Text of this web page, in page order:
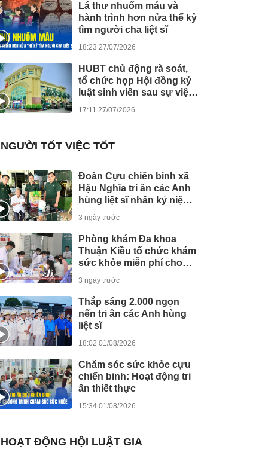
Lá thư nhuốm máu và
hành trình hơn nửa thế kỷ
tìm người cha liệt sĩ
18:23 27/07/2026
HUBT chủ động rà soát,
tổ chức họp Hội đồng kỷ
luật sinh viên sau sự việc
17:11 27/07/2026
NGƯỜI TỐT VIỆC TỐT
Đoàn Cựu chiến binh xã
Hậu Nghĩa tri ân các Anh
hùng liệt sĩ nhân kỷ niệm
79 năm Ngày 27/7
3 ngày trước
Phòng khám Đa khoa
Thuận Kiều tổ chức khám
sức khỏe miễn phí cho
người dân
3 ngày trước
Thắp sáng 2.000 ngọn
nến tri ân các Anh hùng
liệt sĩ
18:02 01/08/2026
Chăm sóc sức khỏe cựu
chiến binh: Hoạt động tri
ân thiết thực
15:34 01/08/2026
HOẠT ĐỘNG HỘI LUẬT GIA